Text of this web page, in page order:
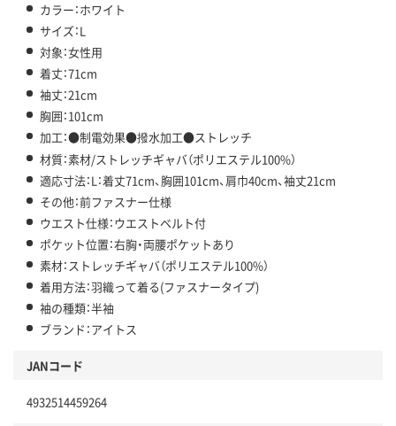
カラー：ホワイト
サイズ：L
対象：女性用
着丈：71cm
袖丈：21cm
胸囲：101cm
加工：●制電効果●撥水加工●ストレッチ
材質：素材/ストレッチギャバ（ポリエステル100%）
適応寸法：L：着丈71cm、胸囲101cm、肩巾40cm、袖丈21cm
その他：前ファスナー仕様
ウエスト仕様：ウエストベルト付
ポケット位置：右胸・両腰ポケットあり
素材：ストレッチギャバ（ポリエステル100%）
着用方法：羽織って着る(ファスナータイプ)
袖の種類：半袖
ブランド：アイトス
JANコード
4932514459264